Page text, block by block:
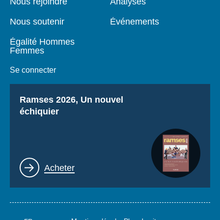
Nous soutenir
Égalité Hommes
Femmes
Se connecter
Événements
Titre
Ramses 2026, Un nouvel
échiquier
Lien
Acheter